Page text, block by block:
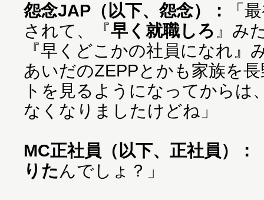
怨念JAP（以下、怨念）：
「
されて、『早く就職しろ 』み
『早くどこかの社員になれ』
あいだのZEPPとかも家族を
トを見るようになってからは
なくなりましたけどね」
MC正社員（以下、正社員）：
りたんでしょ？」